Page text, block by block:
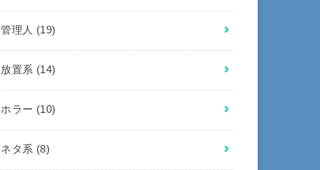
管理人 (19)
放置系 (14)
ホラー (10)
ネタ系 (8)